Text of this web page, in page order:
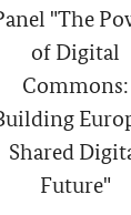
"The
of Digital
Commons:
Shared
Future"